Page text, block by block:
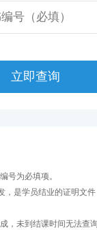
立即查询
号为必填项。
，是学员结业的证明文
，未到结课时间无法查询